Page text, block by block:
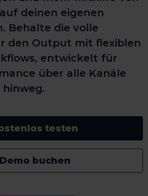
deinen eigenen
Behalte die volle
den Output mit flexiblen
entwickelt für
über alle Kanäle
testen
Demo buchen